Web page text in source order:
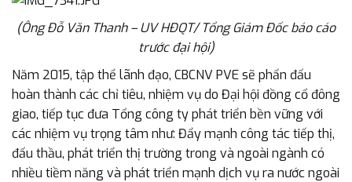
(Ông Đỗ Văn Thanh – UV HĐQT/ Tổng Giám Đốc báo cáo
trước đại hội)
Năm 2015, tập thể lãnh đạo, CBCNV PVE sẽ phấn đấu
hoàn thành các chỉ tiêu, nhiệm vụ do Đại hội đồng cổ đông
giao, tiếp tục đưa Tổng công ty phát triển bền vững với
các nhiệm vụ trọng tâm như: Đẩy mạnh công tác tiếp thị,
đấu thầu, phát triển thị trường trong và ngoài ngành có
nhiều tiềm năng và phát triển mạnh dịch vụ ra nước ngoài